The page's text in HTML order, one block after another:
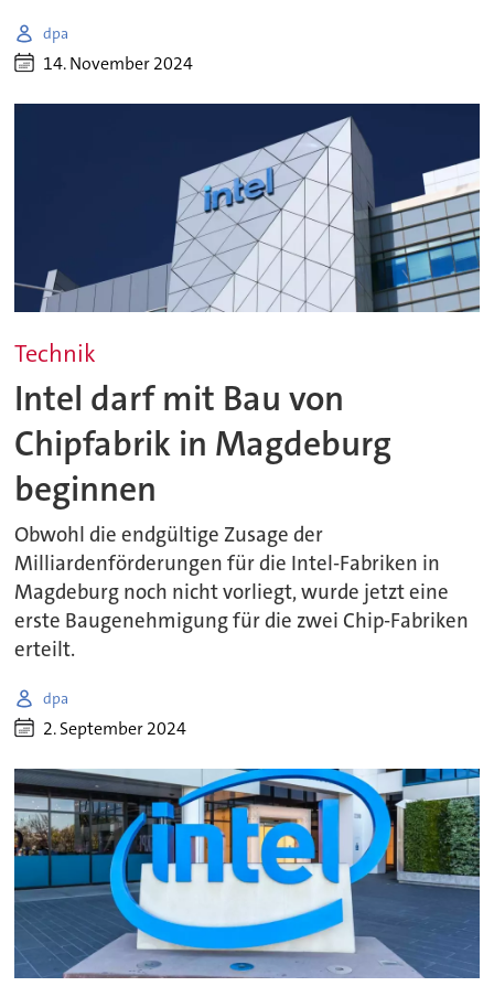
dpa
14. November 2024
Technik
Intel darf mit Bau von
Chipfabrik in Magdeburg
beginnen
Obwohl die endgültige Zusage der
Milliardenförderungen für die Intel-Fabriken in
Magdeburg noch nicht vorliegt, wurde jetzt eine
erste Baugenehmigung für die zwei Chip-Fabriken
erteilt.
dpa
2. September 2024